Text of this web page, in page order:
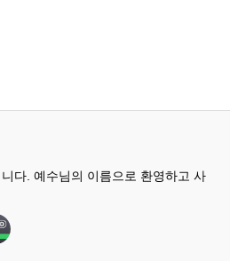
다. 예수님의 이름으로 환영하고 사